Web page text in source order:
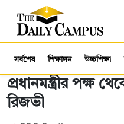
সর্বশেষ শিক্ষাঙ্গন উচ্চশিক্ষা
প্রধানমন্ত্রীর পক্ষ
রিজভী